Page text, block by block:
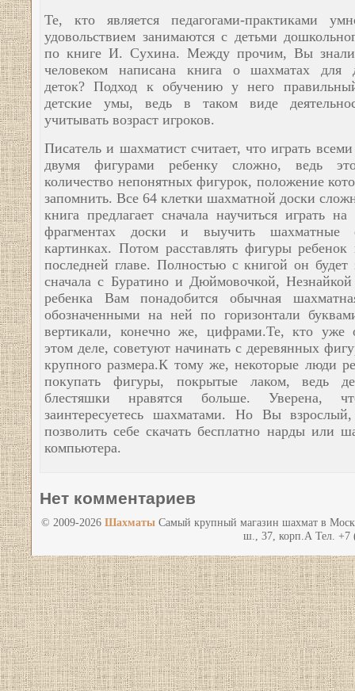
Те, кто является педагогами-практиками
удовольствием занимаются с детьми
по книге И. Сухина. Между прочим, Вы
человеком написана книга о шахматах для
деток? Подход к обучению у него
детские умы, ведь в таком виде
учитывать возраст игроков.
Писатель и шахматист считает, что играть
двумя фигурами ребенку сложно, ведь
количество непонятных фигурок, положение
запомнить. Все 64 клетки шахматной доски
книга предлагает сначала научиться играть
фрагментах доски и выучить
картинках. Потом расставлять фигуры ребенок
последней главе. Полностью с книгой он будет
сначала с Буратино и Дюймовочкой,
ребенка Вам понадобится обычная
обозначенными на ней по горизонтали
вертикали, конечно же, цифрами.Те, кто уже
этом деле, советуют начинать с деревянных
крупного размера.К тому же, некоторые люди
покупать фигуры, покрытые лаком, ведь
блестяшки нравятся больше.
заинтересуетесь шахматами. Но Вы
позволить себе скачать бесплатно нарды или
компьютера.
Нет комментариев
© 2009-2026 Шахматы Самый крупный магазин шахмат в
ш., 37, корп.А Тел. +7